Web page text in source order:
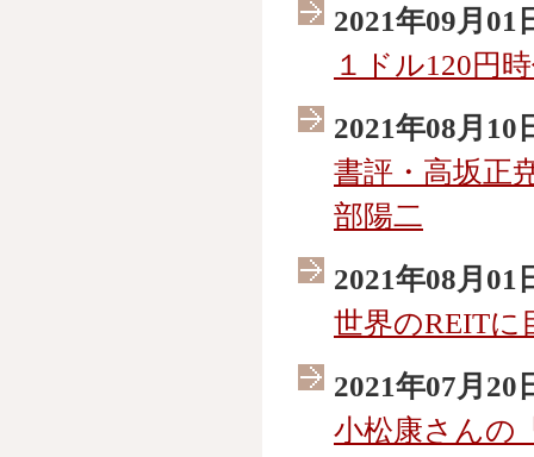
2021年09月01
１ドル120円
2021年08月10
書評・高坂
部陽二
2021年08月01
世界のREITに
2021年07月20
小松康さんの